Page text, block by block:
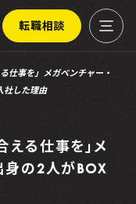
転職相談
仕事を」メガベンチャー・
社した理由
える仕事を」メ
身の2人がBOX